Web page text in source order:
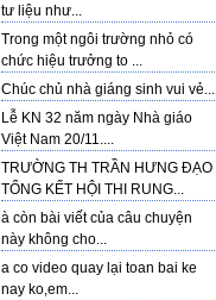
tư liệu như...
Trong một ngôi trường nhỏ có
chức hiệu trưởng to ...
Chúc chủ nhà giáng sinh vui vẻ...
Lễ KN 32 năm ngày Nhà giáo
Việt Nam 20/11....
TRƯỜNG TH TRẦN HƯNG ĐẠO
TỔNG KẾT HỘI THI RUNG...
à còn bài viết của câu chuyện
này không cho...
a co video quay lại toan bai ke
nay ko,em...